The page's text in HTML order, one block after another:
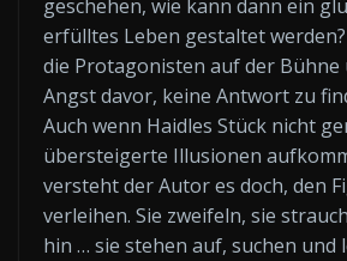
geschehen, wie kann dann ein
erfülltes Leben gestaltet
die Protagonisten auf der Bühne
Angst davor, keine Antwort zu
Auch wenn Haidles Stück nicht
übersteigerte Illusionen
versteht der Autor es doch, den
verleihen. Sie zweifeln, sie
hin … sie stehen auf, suchen und